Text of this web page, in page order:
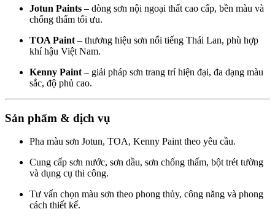
Jotun Paints – dòng sơn nội ngoại thất cao cấp, bền màu và
chống thấm tối ưu.
TOA Paint – thương hiệu sơn nổi tiếng Thái Lan, phù hợp
khí hậu Việt Nam.
Kenny Paint – giải pháp sơn trang trí hiện đại, đa dạng màu
sắc, độ phủ cao.
Sản phẩm & dịch vụ
Pha màu sơn Jotun, TOA, Kenny Paint theo yêu cầu.
Cung cấp sơn nước, sơn dầu, sơn chống thấm, bột trét tường
và dụng cụ thi công.
Tư vấn chọn màu sơn theo phong thủy, công năng và phong
cách thiết kế.